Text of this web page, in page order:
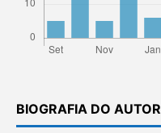
BIOGRAFIA DO AUTOR